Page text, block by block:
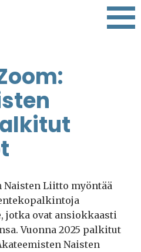
Naisten Liitto myöntää
ovat ansiokkaasti
Vuonna 2025 palkitut
Naisten